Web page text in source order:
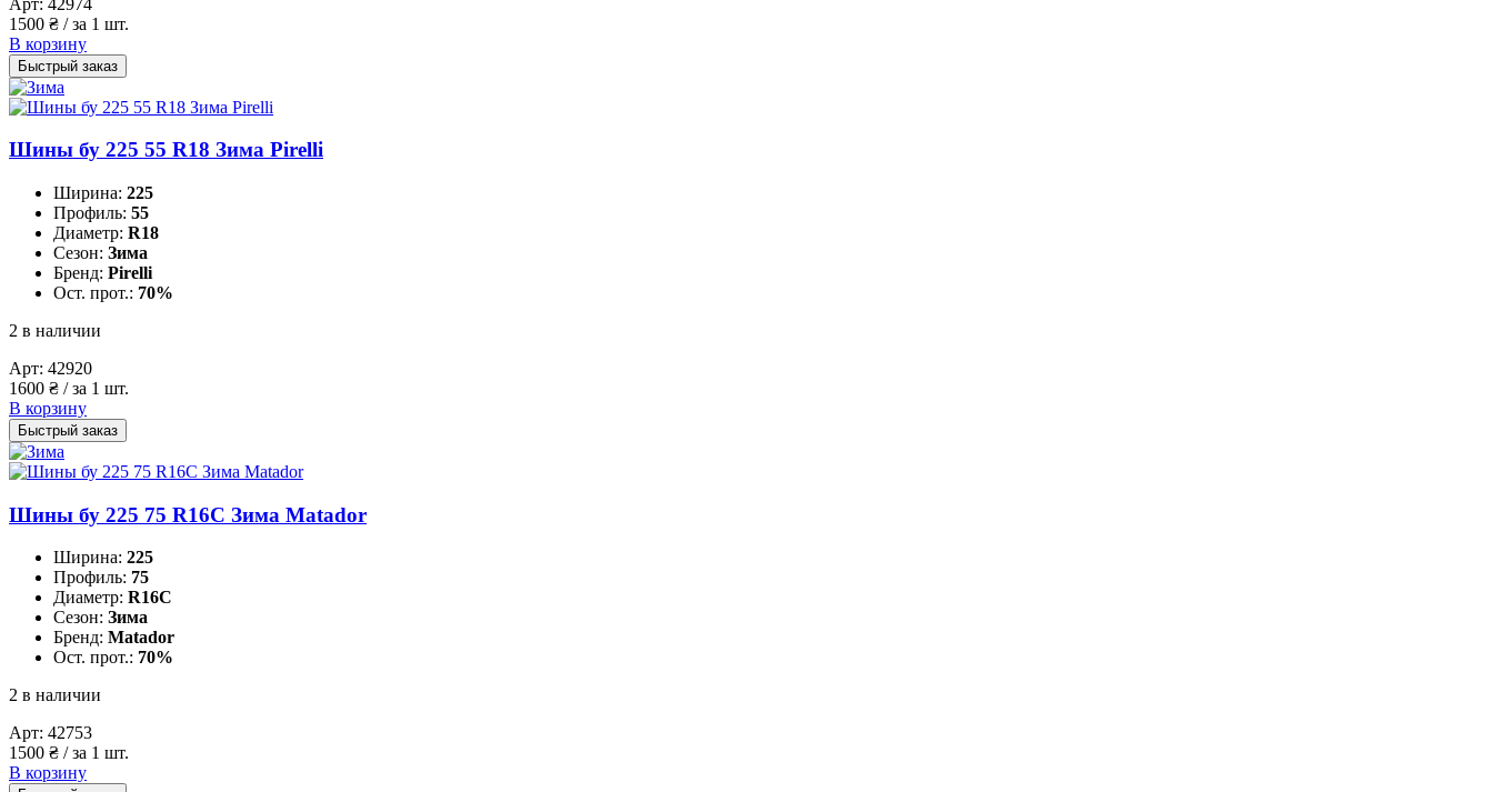
1500 ₴ / за 1 шт.
В корзину
Быстрый заказ
Шины бу 225 55 R18 Зима Pirelli
Ширина: 225
Профиль: 55
Диаметр: R18
Сезон: Зима
Бренд: Pirelli
Ост. прот.: 70%
2 в наличии
Арт: 42920
1600 ₴ / за 1 шт.
В корзину
Быстрый заказ
Шины бу 225 75 R16C Зима Matador
Ширина: 225
Профиль: 75
Диаметр: R16C
Сезон: Зима
Бренд: Matador
Ост. прот.: 70%
2 в наличии
Арт: 42753
1500 ₴ / за 1 шт.
В корзину